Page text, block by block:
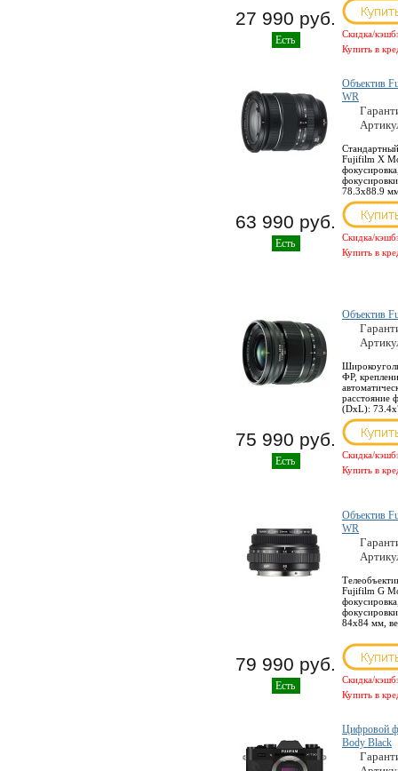
27 990 руб.
Есть
Скидка/
Купить в
Объектив
WR
Fujifilm X
78.3x88.9
63 990 руб.
Есть
Скидка/
Купить в
Объектив
ФР,
расстояние
(DхL):
75 990 руб.
Есть
Скидка/
Купить в
Объектив
WR
Fujifilm G
84x84 мм,
79 990 руб.
Есть
Скидка/
Купить в
Цифровой
Body Black